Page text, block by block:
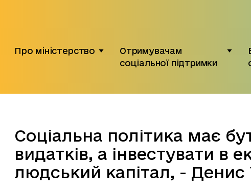
Про міністерство
Отримувачам
соціальної підтримки
Соціальна політика має
видатків, а інвестувати в
людський капітал, - Денис